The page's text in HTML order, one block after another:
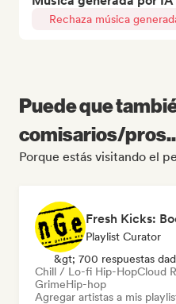
Rechaza música
Puede que
comisarios/
Porque estás visitando el
Playlist Curator
&gt; 700 respuestas
Chill / Lo-fi Hip-HopCloud
GrimeHip-hop
Agregar artistas a mis